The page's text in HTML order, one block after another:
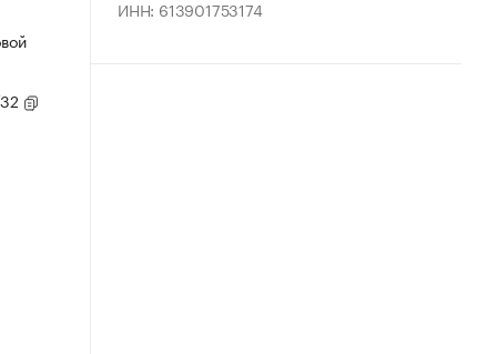
ИНН: 613901753174